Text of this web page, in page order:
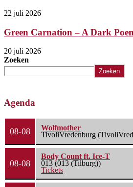
22 juli 2026
Green Carnation – A Dark
20 juli 2026
Zoeken
Zoeken
Agenda
08-08
Wolfmother
TivoliVredenburg
08-08
Body Count ft. Ice-T
013 (013 (Tilburg))
Tickets